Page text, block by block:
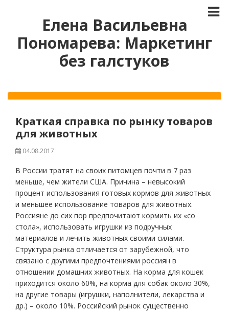
Елена Васильевна
Пономарева: Маркетинг
без галстуков
Краткая справка по рынку товаров
для животных
04.08.2017
В России тратят на своих питомцев почти в 7 раз
меньше, чем жители США. Причина – невысокий
процент использования готовых кормов для животных
и меньшее использование товаров для животных.
Россияне до сих пор предпочитают кормить их «со
стола», использовать игрушки из подручных
материалов и лечить животных своими силами.
Структура рынка отличается от зарубежной, что
связано с другими предпочтениями россиян в
отношении домашних животных. На корма для кошек
приходится около 60%, на корма для собак около 30%,
на другие товары (игрушки, наполнители, лекарства и
др.) – около 10%. Российский рынок существенно